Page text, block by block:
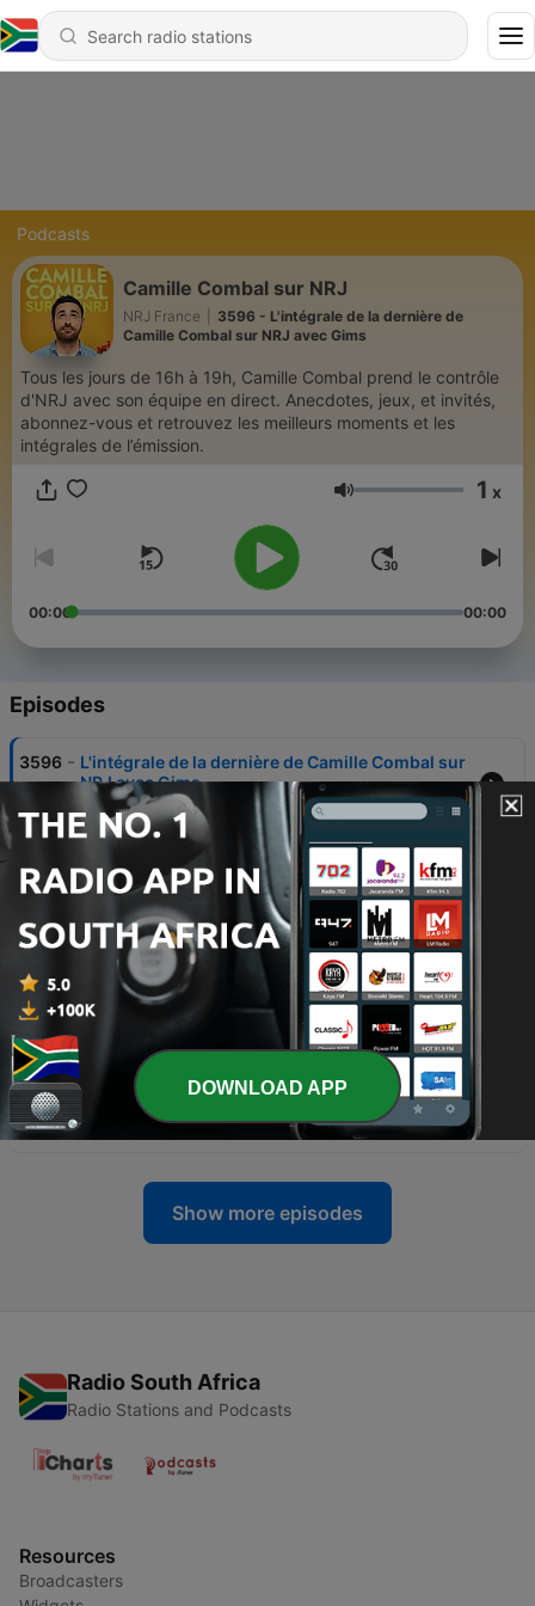
Podcasts
Camille Combal sur NRJ
NRJ France
3596 - L'intégrale de la dernière de
Camille Combal sur NRJ avec Gims
Tous les jours de 16h à 19h, Camille Combal prend le contrôle
d'NRJ avec son équipe en direct. Anecdotes, jeux, et invités,
abonnez-vous et retrouvez les meilleurs moments et les
intégrales de l’émission.
Volume 1 x
00:00 00:00
Episodes
3596 - L'intégrale de la dernière de Camille Combal sur
NRJ avec Gims
26 Jun 2026
Le 18-19h : C'est la dernière avec Gims !
26 Jun 2026
3594 - Le 17-18h : C'est la dernière
3593 - Le 16-17h : C'est la dernière
26 Jun 2026
3592 - L’intégrale de Camille Combal sur NRJ avec
Ramzy et Rédouane Bougheraba
25 Jun 2026
Show more episodes
Radio South Africa
Radio Stations and Podcasts
Resources
Broadcasters
DOWNLOAD APP